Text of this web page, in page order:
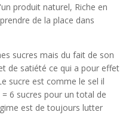
produit naturel, Riche en
de la place dans
sucres mais du fait de son
de satiété ce qui a pour effet
sucre est comme le sel il
6 sucres pour un total de
est de toujours lutter